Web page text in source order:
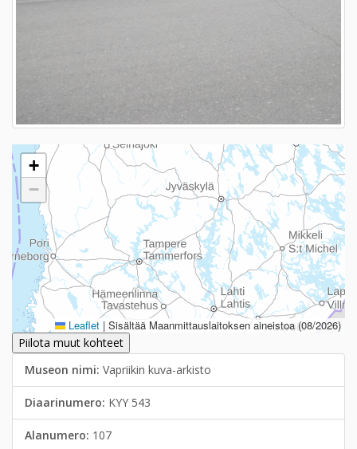
+
−
Leaflet | Sisältää Maanmittauslaitoksen aineistoa (08/2026)
Piilota muut kohteet
Museon nimi: Vapriikin kuva-arkisto
Diaarinumero: KYY 543
Alanumero: 107